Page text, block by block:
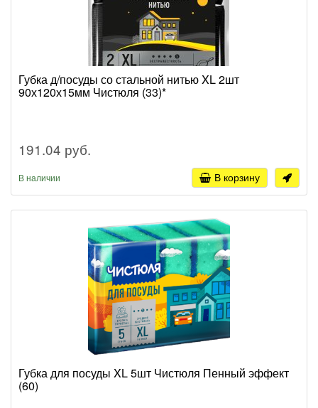
Губка д/посуды со стальной нитью XL 2шт
90х120х15мм Чистюля (33)*
191.04 руб.
В наличии В корзину
Губка для посуды XL 5шт Чистюля Пенный эффект
(60)